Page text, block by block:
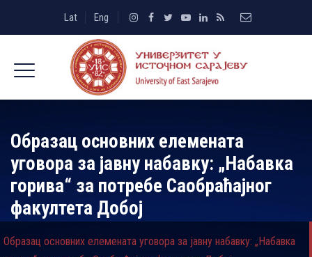
Lat Eng
Образац основних елемената
уговора за јавну набавку: „Набавка
горива“ за потребе Саобраћајног
факултета Добој
Образац основних елемената уговора за јавну набавку: „Набавка